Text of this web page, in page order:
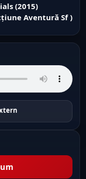
(2015)
Aventură Sf )